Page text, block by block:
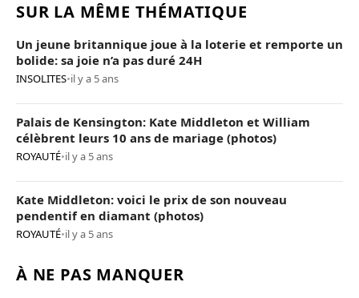
SUR LA MÊME THÉMATIQUE
Un jeune britannique joue à la loterie et remporte un
bolide: sa joie n’a pas duré 24H
INSOLITES•il y a 5 ans
Palais de Kensington: Kate Middleton et William
célèbrent leurs 10 ans de mariage (photos)
ROYAUTÉ•il y a 5 ans
Kate Middleton: voici le prix de son nouveau
pendentif en diamant (photos)
ROYAUTÉ•il y a 5 ans
À NE PAS MANQUER